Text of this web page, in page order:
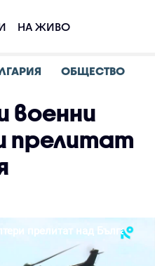
НА ЖИВО
ОБЩЕСТВО
военни
прелитат